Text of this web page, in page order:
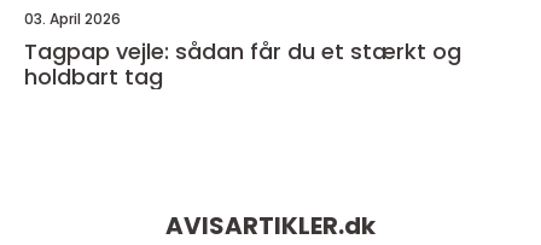
03. April 2026
Tagpap vejle: sådan får du et stærkt og
holdbart tag
AVISARTIKLER.dk